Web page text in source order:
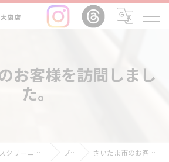
お客様を訪問しまし
た。
埼玉県越谷市のハウスクリーニングならおそうじ革命越谷大袋店 ブログ さいたま市のお客様を訪問しました。